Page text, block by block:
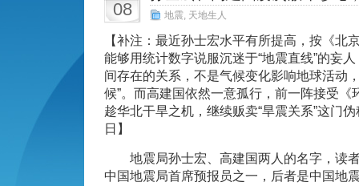
08 地震 天地生人
【补注：最近孙士宏水平有所提高，按《北
能够用统计数字说服沉迷于“地震直线”的妄
间存在的关系，不是气候变化影响地球活动
候”。而高建国依然一意孤行，前一阵接受《
趁华北干旱之机，继续贩卖“旱震关系”这门
日】
地震局孙士宏、高建国两人的名字，读
中国地震局首席预报员之一，后者是中国地